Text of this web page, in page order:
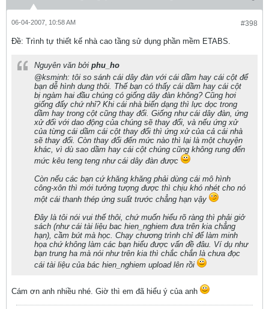
#398
06-04-2007, 10:58 AM
Ðề: Trình tự thiết kế nhà cao tầng sử dụng phần mềm ETABS.
Nguyên văn bởi phu_ho
@ksminh: tôi so sánh cái dây đàn với cái dầm hay cái cột để
bạn dễ hình dung thôi. Thế bạn có thấy cái dầm hay cái cột
bị ngàm hai đầu chúng có giống dây đàn không? Cũng hơi
giống đấy chứ nhỉ? Khi cái nhà biến dạng thì lực dọc trong
dầm hay trong cột cũng thay đổi. Giống như cái dây đàn, ứng
xử đối với dao động của chúng sẽ thay đổi, và nếu ứng xử
của từng cái dầm cái cột thay đổi thì ứng xử của cả cái nhà
sẽ thay đổi. Còn thay đổi đến mức nào thì lại là một chuyện
khác, vì dù sao dầm hay cái cột chúng cũng không rung đến
mức kêu teng teng như cái dây đàn được
Còn nếu các bạn cứ khăng khăng phải dùng cái mô hình
công-xôn thì mới tưởng tượng được thì chịu khó nhét cho nó
một cái thanh thép ứng suất trước chẳng hạn vậy
Đây là tôi nói vui thế thôi, chứ muốn hiểu rõ ràng thì phải giở
sách (như cái tài liệu bac hien_nghiem đưa trên kia chẳng
hạn), cầm bút mà học. Chạy chương trình chỉ để làm minh
họa chứ không làm các bạn hiểu được vấn đề đâu. Ví dụ như
bạn trung ha mà nói như trên kia thì chắc chắn là chưa đọc
cái tài liệu của bác hien_nghiem upload lên rồi
Cám ơn anh nhiều nhé. Giờ thì em đã hiểu ý của anh